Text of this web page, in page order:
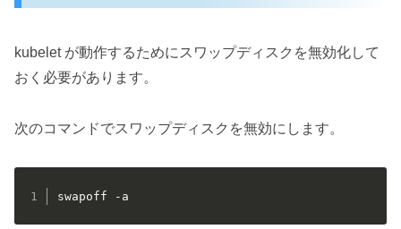
kubelet が動作するためにスワップディスクを無効化して
おく必要があります。
次のコマンドでスワップディスクを無効にします。
swapoff -a